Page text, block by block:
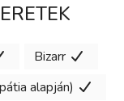
Bizarr
alapján)